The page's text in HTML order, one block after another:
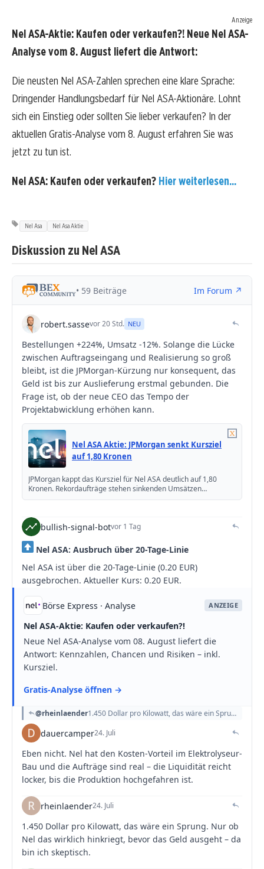
Anzeige
Nel ASA-Aktie: Kaufen oder verkaufen?! Neue Nel ASA-
Analyse vom 8. August liefert die Antwort:
Die neusten Nel ASA-Zahlen sprechen eine klare Sprache:
Dringender Handlungsbedarf für Nel ASA-Aktionäre. Lohnt
sich ein Einstieg oder sollten Sie lieber verkaufen? In der
aktuellen Gratis-Analyse vom 8. August erfahren Sie was
jetzt zu tun ist.
Nel ASA: Kaufen oder verkaufen? Hier weiterlesen...
Nel Asa Nel Asa Aktie
Diskussion zu Nel ASA